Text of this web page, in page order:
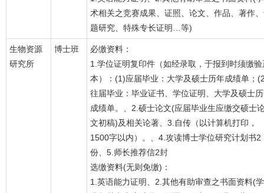
术相关之竞赛成果、证照、论文、作品、著作
题研究、特殊专长证明…等)
生物资源
研究所
博士班
必缴资料：
1.学位证明复印件（如经录取，于报到时须缴验
本）：(1)应届毕业：大学及硕士历年成绩单；
往届毕业：毕业证书、学位证明、大学及硕士
成绩单。、2.硕士论文(应届毕业生应缴交硕士
文初稿)及相关论著、3.自传（以计算机打印，
1500字以内）。、4.攻读博士学位研究计划书2
份、5.师长推荐信2封
选缴资料(无则免缴)：
1.英语能力证明、2.其他有助审查之书面资料(学